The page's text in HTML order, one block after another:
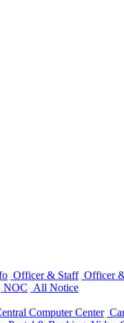
Officer & Staff Officer
NOC All Notice
Computer Center